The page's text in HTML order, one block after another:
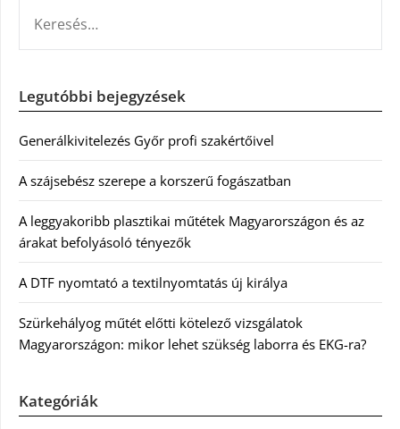
Legutóbbi bejegyzések
Generálkivitelezés Győr profi szakértőivel
A szájsebész szerepe a korszerű fogászatban
A leggyakoribb plasztikai műtétek Magyarországon és az
árakat befolyásoló tényezők
A DTF nyomtató a textilnyomtatás új királya
Szürkehályog műtét előtti kötelező vizsgálatok
Magyarországon: mikor lehet szükség laborra és EKG-ra?
Kategóriák